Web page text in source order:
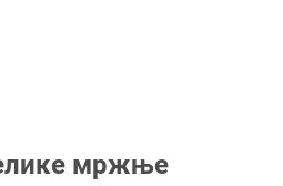
мржње